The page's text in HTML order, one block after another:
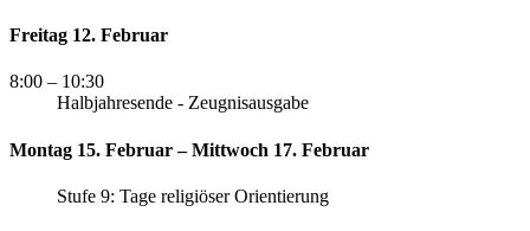
Freitag 12. Februar
8:00 – 10:30
Halbjahresende - Zeugnisausgabe
Montag 15. Februar – Mittwoch 17. Februar
Stufe 9: Tage religiöser Orientierung